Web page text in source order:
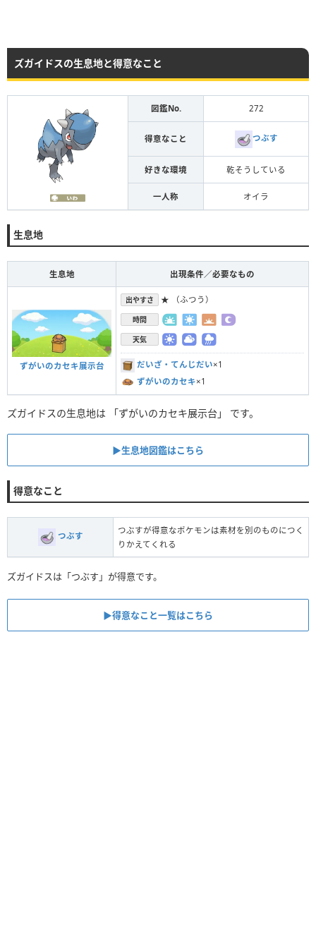
ズガイドスの生息地と得意なこと
図鑑No. 272
得意なこと つぶす
好きな環境 乾そうしている
一人称 オイラ
生息地
生息地 出現条件／必要なもの
ずがいのカセキ展示台
出やすさ ★ （ふつう）
時間
天気
だいざ・てんじだい×1
ずがいのカセキ×1
ズガイドスの生息地は 「ずがいのカセキ展示台」 です。
▶︎生息地図鑑はこちら
得意なこと
つぶす
つぶすが得意なポケモンは素材を別のものにつく
りかえてくれる
ズガイドスは「つぶす」が得意です。
▶︎得意なこと一覧はこちら